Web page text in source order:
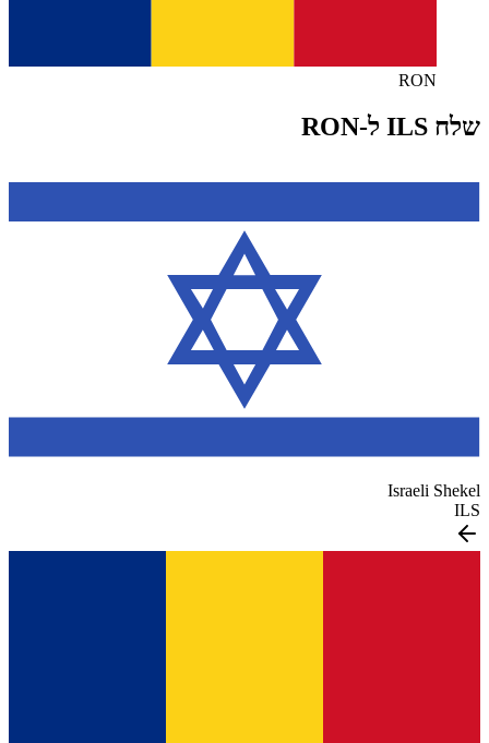
RON
שלח ILS ל-RON
Israeli Shekel
ILS